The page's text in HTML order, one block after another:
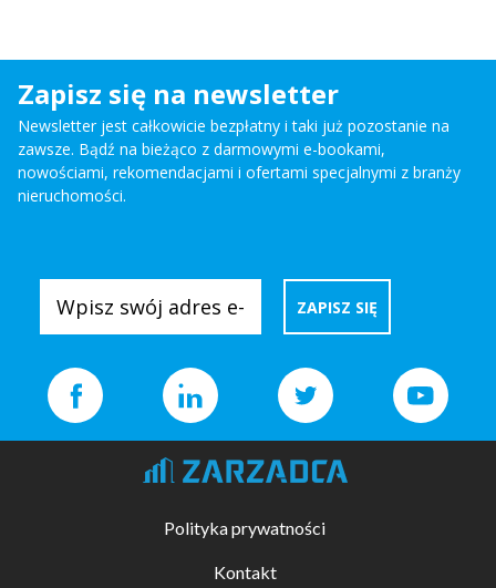
Zapisz się na newsletter
Newsletter jest całkowicie bezpłatny i taki już pozostanie na
zawsze. Bądź na bieżąco z darmowymi e-bookami,
nowościami, rekomendacjami i ofertami specjalnymi z branży
nieruchomości.
Polityka prywatności
Kontakt